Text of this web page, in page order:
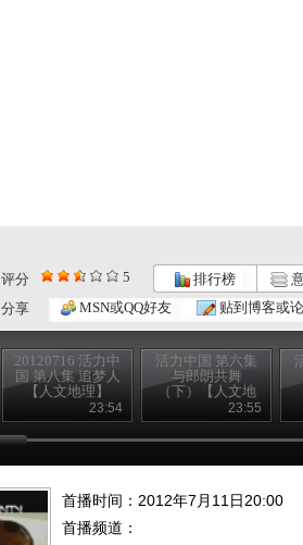
评分 5 排行榜
分享
MSN或QQ好友 贴到博客或
20120716 活力中
国 第八集 追梦人
【人文地理】
23:54
活力中国 第六集
与郎朗共舞
（下）【人文地
23:55
首播时间：2012年7月11日20:00
首播频道：